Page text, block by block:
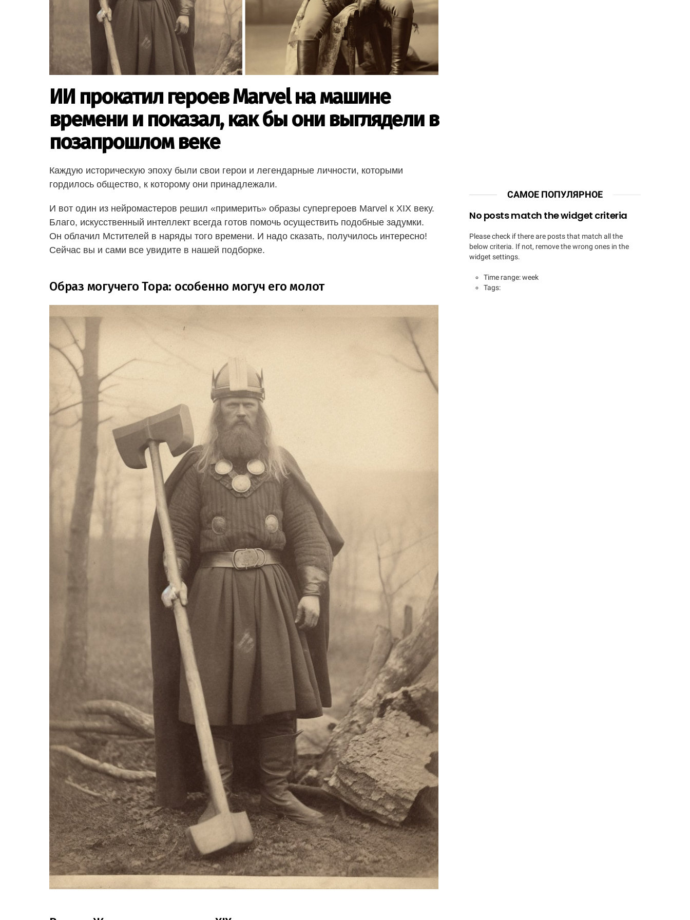
ИИ прокатил героев Marvel на машине
времени и показал, как бы они выглядели в
позапрошлом веке
Каждую историческую эпоху были свои герои и легендарные личности, которыми
гордилось общество, к которому они принадлежали.
И вот один из нейромастеров решил «примерить» образы супергероев Marvel к XIX веку.
Благо, искусственный интеллект всегда готов помочь осуществить подобные задумки.
Он облачил Мстителей в наряды того времени. И надо сказать, получилось интересно!
Сейчас вы и сами все увидите в нашей подборке.
Образ могучего Тора: особенно могуч его молот
САМОЕ ПОПУЛЯРНОЕ
No posts match the widget criteria
Please check if there are posts that match all the
below criteria. If not, remove the wrong ones in the
widget settings.
Time range: week
Tags: